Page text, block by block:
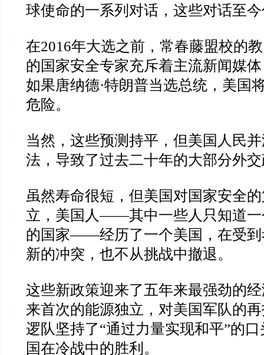
球使命的一系列对话，这些对话至
在2016年大选之前，常春藤盟校的
的国家安全专家充斥着主流新闻媒
如果唐纳德·特朗普当选总统，美国
危险。
当然，这些预测持平，但美国人民
法，导致了过去二十年的大部分外
虽然寿命很短，但美国对国家安全
立，美国人——其中一些人只知道
的国家——经历了一个美国，在受
新的冲突，也不从挑战中撤退。
这些新政策迎来了五年来最强劲的
来首次的能源独立，对美国军队的
逻队坚持了“通过力量实现和平”的口
国在冷战中的胜利。